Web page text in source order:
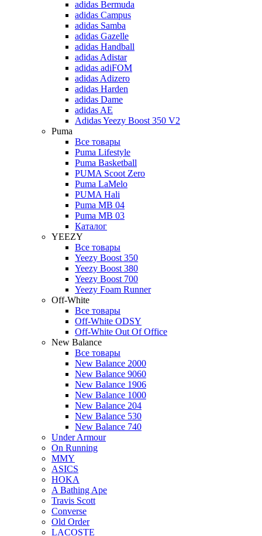
adidas Bermuda
adidas Campus
adidas Samba
adidas Gazelle
adidas Handball
adidas Adistar
adidas adiFOM
adidas Adizero
adidas Harden
adidas Dame
adidas AE
Adidas Yeezy Boost 350 V2
Puma
Все товары
Puma Lifestyle
Puma Basketball
PUMA Scoot Zero
Puma LaMelo
PUMA Hali
Puma MB 04
Puma MB 03
Каталог
YEEZY
Все товары
Yeezy Boost 350
Yeezy Boost 380
Yeezy Boost 700
Yeezy Foam Runner
Off-White
Все товары
Off-White ODSY
Off-White Out Of Office
New Balance
Все товары
New Balance 2000
New Balance 9060
New Balance 1906
New Balance 1000
New Balance 204
New Balance 530
New Balance 740
Under Armour
On Running
MMY
ASICS
HOKA
A Bathing Ape
Travis Scott
Converse
Old Order
LACOSTE